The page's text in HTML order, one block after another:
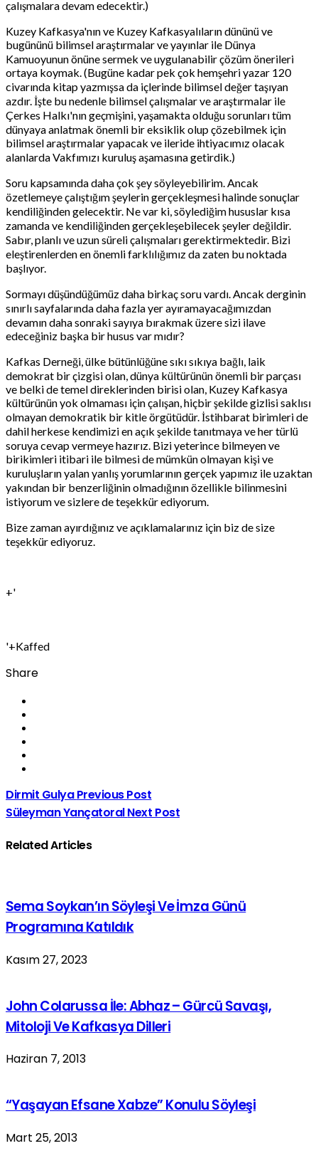
çalışmalara devam edecektir.)
Kuzey Kafkasya'nın ve Kuzey Kafkasyalıların dününü ve
bugününü bilimsel araştırmalar ve yayınlar ile Dünya
Kamuoyunun önüne sermek ve uygulanabilir çözüm önerileri
ortaya koymak. (Bugüne kadar pek çok hemşehri yazar 120
civarında kitap yazmışsa da içlerinde bilimsel değer taşıyan
azdır. İşte bu nedenle bilimsel çalışmalar ve araştırmalar ile
Çerkes Halkı'nın geçmişini, yaşamakta olduğu sorunları tüm
dünyaya anlatmak önemli bir eksiklik olup çözebilmek için
bilimsel araştırmalar yapacak ve ileride ihtiyacımız olacak
alanlarda Vakfımızı kuruluş aşamasına getirdik.)
Soru kapsamında daha çok şey söyleyebilirim. Ancak
özetlemeye çalıştığım şeylerin gerçekleşmesi halinde sonuçlar
kendiliğinden gelecektir. Ne var ki, söylediğim hususlar kısa
zamanda ve kendiliğinden gerçekleşebilecek şeyler değildir.
Sabır, planlı ve uzun süreli çalışmaları gerektirmektedir. Bizi
eleştirenlerden en önemli farklılığımız da zaten bu noktada
başlıyor.
Sormayı düşündüğümüz daha birkaç soru vardı. Ancak derginin
sınırlı sayfalarında daha fazla yer ayıramayacağımızdan
devamın daha sonraki sayıya bırakmak üzere sizi ilave
edeceğiniz başka bir husus var mıdır?
Kafkas Derneği, ülke bütünlüğüne sıkı sıkıya bağlı, laik
demokrat bir çizgisi olan, dünya kültürünün önemli bir parçası
ve belki de temel direklerinden birisi olan, Kuzey Kafkasya
kültürünün yok olmaması için çalışan, hiçbir şekilde gizlisi saklısı
olmayan demokratik bir kitle örgütüdür. İstihbarat birimleri de
dahil herkese kendimizi en açık şekilde tanıtmaya ve her türlü
soruya cevap vermeye hazırız. Bizi yeterince bilmeyen ve
birikimleri itibari ile bilmesi de mümkün olmayan kişi ve
kuruluşların yalan yanlış yorumlarının gerçek yapımız ile uzaktan
yakından bir benzerliğinin olmadığının özellikle bilinmesini
istiyorum ve sizlere de teşekkür ediyorum.
Bize zaman ayırdığınız ve açıklamalarınız için biz de size
teşekkür ediyoruz.
+'
'+Kaffed
Share
Dirmit GulyaPrevious Post
Süleyman YançatoralNext Post
Related Articles
Sema Soykan’ın Söyleşi Ve İmza Günü
Programına Katıldık
Kasım 27, 2023
John Colarussa İle: Abhaz – Gürcü Savaşı,
Mitoloji Ve Kafkasya Dilleri
Haziran 7, 2013
“Yaşayan Efsane Xabze” Konulu Söyleşi
Mart 25, 2013